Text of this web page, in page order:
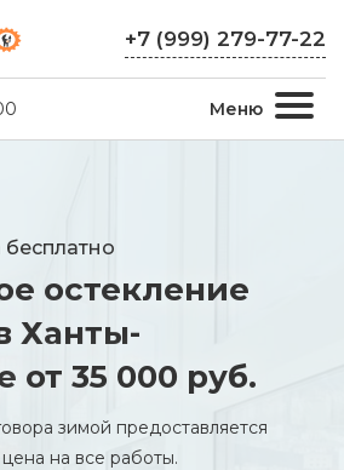
+7 (999) 279-77-22
Меню
остекление
Ханты-
от 35 000 руб.
зимой предоставляется
на все работы.